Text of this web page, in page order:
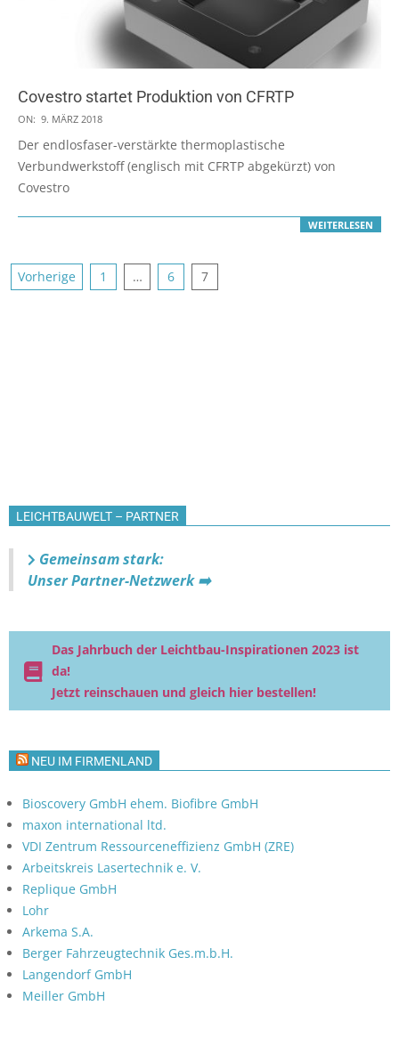
Covestro startet Produktion von CFRTP
2018-
03-
09
ON: 9. MÄRZ 2018
Der endlosfaser-verstärkte thermoplastische
Verbundwerkstoff (englisch mit CFRTP abgekürzt) von
Covestro
WEITERLESEN
Seitennummerierung
Vorherige 1 … 6 7
LEICHTBAUWELT – PARTNER
Gemeinsam stark:
Unser Partner-Netzwerk ➡️
Das Jahrbuch der Leichtbau-Inspirationen 2023 ist
da!
Jetzt reinschauen und gleich hier bestellen!
NEU IM FIRMENLAND
Bioscovery GmbH ehem. Biofibre GmbH
maxon international ltd.
VDI Zentrum Ressourceneffizienz GmbH (ZRE)
Arbeitskreis Lasertechnik e. V.
Replique GmbH
Lohr
Arkema S.A.
Berger Fahrzeugtechnik Ges.m.b.H.
Langendorf GmbH
Meiller GmbH